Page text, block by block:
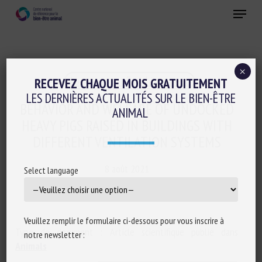
Menu
Logement et Enrichissement
BEHAVIOR AND WELFARE OF UNDOCKED
DIFFERENT VENTILATION SYSTEMS
Type de document : Article scientifique publié dans
RECEVEZ CHAQUE MOIS GRATUITEMENT
LES DERNIÈRES ACTUALITÉS SUR LE BIEN-ÊTRE
ANIMAL
Select language
Veuillez remplir le formulaire ci-dessous pour vous inscrire à
notre newsletter :
×